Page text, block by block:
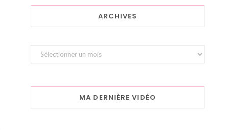
ARCHIVES
Archives
MA DERNIÈRE VIDÉO